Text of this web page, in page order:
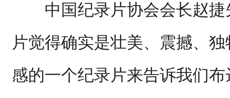
中国纪录片协会会长赵捷
片觉得确实是壮美、震撼、
感的一个纪录片来告诉我们